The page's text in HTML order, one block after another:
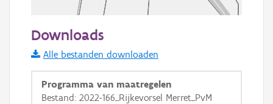
Informatie Vlaanderen
i
Downloads
Alle bestanden downloaden
Programma van maatregelen
Bestand: 2022-166_Rijkevorsel Merret_PvM